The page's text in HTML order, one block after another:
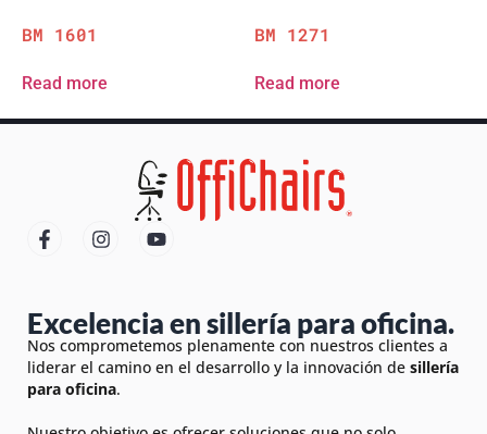
BM 1601
Read more
BM 1271
Read more
Excelencia en sillería para oficina.
Nos comprometemos plenamente con nuestros clientes a
liderar el camino en el desarrollo y la innovación de sillería
para oficina.